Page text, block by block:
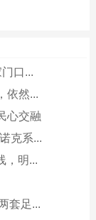
口...
依然...
心交融
克系...
，明...
套足...